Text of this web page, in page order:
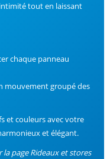
tout en laissant
chaque panneau
mouvement groupé des
et couleurs avec votre
et élégant.
la page Rideaux et stores